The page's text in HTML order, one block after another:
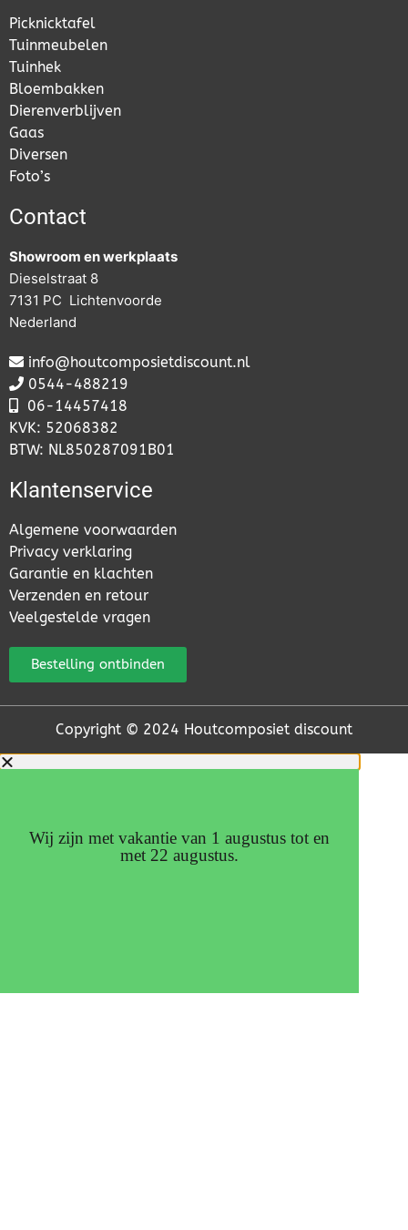
Picknicktafel
Tuinmeubelen
Tuinhek
Bloembakken
Dierenverblijven
Gaas
Diversen
Foto’s
Contact
Showroom en werkplaats
Dieselstraat 8
7131 PC Lichtenvoorde
Nederland
info@houtcomposietdiscount.nl
0544-488219
06- 14457418
KVK: 52068382
BTW: NL850287091B01
Klantenservice
Algemene voorwaarden
Privacy verklaring
Garantie en klachten
Verzenden en retour
Veelgestelde vragen
Bestelling ontbinden
Copyright © 2024 Houtcomposiet discount
Wij zijn met vakantie van 1 augustus tot en
met 22 augustus.